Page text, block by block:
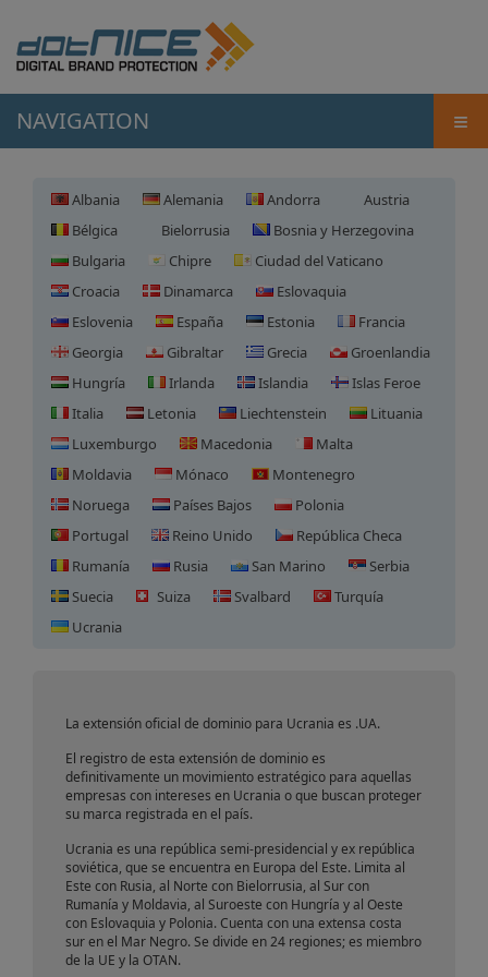
NAVIGATION ≡
Albania Alemania Andorra
Austria
Bélgica
Bielorrusia
Bosnia y Herzegovina
Bulgaria
Chipre
Ciudad del Vaticano
Croacia
Dinamarca
Eslovaquia
Eslovenia
España Estonia
Francia
Georgia
Gibraltar Grecia
Groenlandia
Hungría
Irlanda Islandia
Islas Feroe
Italia
Letonia Liechtenstein
Lituania
Luxemburgo
Macedonia
Malta
Moldavia
Mónaco
Montenegro
Noruega
Países Bajos
Polonia
Portugal
Reino Unido
República Checa
Rumanía
Rusia San Marino
Serbia
Suecia
Suiza Svalbard
Turquía
Ucrania
Registro de Dominio en
Ucrania
La extensión oficial de dominio para Ucrania es .UA.
El registro de esta extensión de dominio es
definitivamente un movimiento estratégico para aquellas
empresas con intereses en Ucrania o que buscan proteger
su marca registrada en el país.
Ucrania es una república semi-presidencial y ex república
soviética, que se encuentra en Europa del Este. Limita al
Este con Rusia, al Norte con Bielorrusia, al Sur con
Rumanía y Moldavia, al Suroeste con Hungría y al Oeste
con Eslovaquia y Polonia. Cuenta con una extensa costa
sur en el Mar Negro. Se divide en 24 regiones; es miembro
de la UE y la OTAN.